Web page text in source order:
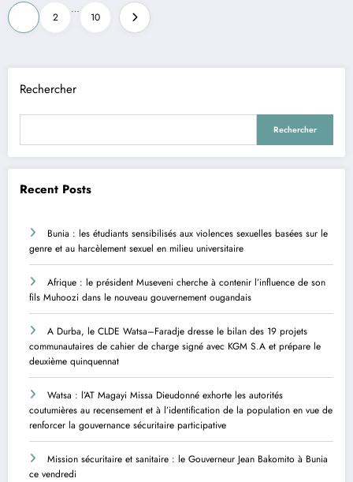
Pagination
des
publications
2
…
10
Rechercher
Rechercher
Recent Posts
Bunia : les étudiants sensibilisés aux violences sexuelles basées sur le
genre et au harcèlement sexuel en milieu universitaire
Afrique : le président Museveni cherche à contenir l’influence de son
fils Muhoozi dans le nouveau gouvernement ougandais
A Durba, le CLDE Watsa–Faradje dresse le bilan des 19 projets
communautaires de cahier de charge signé avec KGM S.A et prépare le
deuxième quinquennat
Watsa : l’AT Magayi Missa Dieudonné exhorte les autorités
coutumières au recensement et à l’identification de la population en vue de
renforcer la gouvernance sécuritaire participative
Mission sécuritaire et sanitaire : le Gouverneur Jean Bakomito à Bunia
ce vendredi